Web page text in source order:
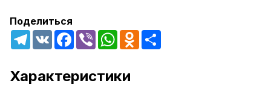
Поделиться
Telegram
VK Facebook
Viber WhatsAppOdnoklassniki
Характеристики